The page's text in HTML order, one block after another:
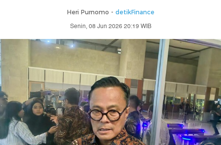
Heri Purnomo - detikFinance
Senin, 08 Jun 2026 20:19 WIB